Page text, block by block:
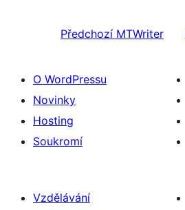
Předchozí MTWriter
O WordPressu
Novinky
Hosting
Soukromí
Vzdělávání